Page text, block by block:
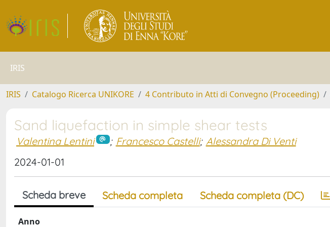
IRIS
IRIS Catalogo Ricerca UNIKORE 4 Contributo in Atti di Convegno (Proceeding)
Sand liquefaction in simple shear tests
Valentina Lentini ; Francesco Castelli; Alessandra Di Venti
2024-01-01
Scheda breve Scheda completa Scheda completa (DC)
Anno